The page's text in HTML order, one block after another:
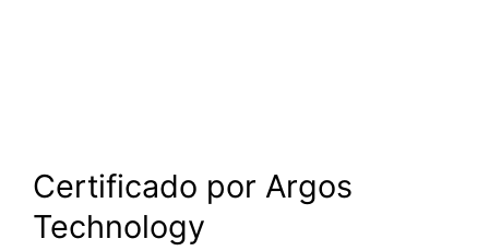
Certificado por Argos
Technology